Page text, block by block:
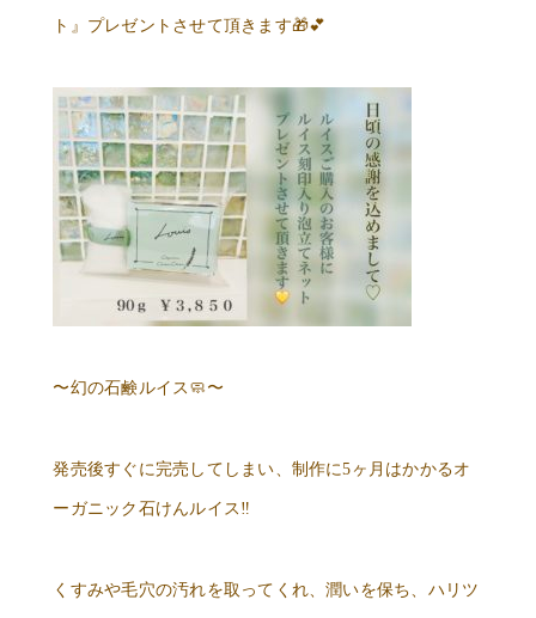
ト』プレゼントさせて頂きます🎁💕
〜幻の石鹸ルイス 🧼 〜
発売後すぐに完売してしまい、制作に5ヶ月はかかるオ
ーガニック石けんルイス ‼️
くすみや毛穴の汚れを取ってくれ、潤いを保ち、ハリツ